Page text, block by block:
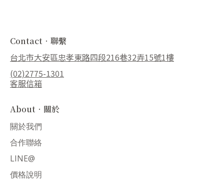
Contact．聯繫
台北市大安區忠孝東路四段216巷32弄15號1樓
(02)2775-1301
客服信箱
About．關於
關於我們
合作聯絡
LINE@
價格說明